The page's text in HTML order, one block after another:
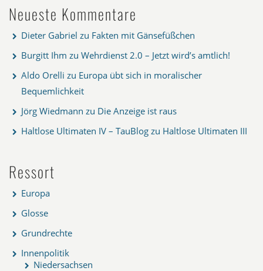
Neueste Kommentare
Dieter Gabriel zu Fakten mit Gänsefüßchen
Burgitt Ihm zu Wehrdienst 2.0 – Jetzt wird’s amtlich!
Aldo Orelli zu Europa übt sich in moralischer
Bequemlichkeit
Jörg Wiedmann zu Die Anzeige ist raus
Haltlose Ultimaten IV – TauBlog zu Haltlose Ultimaten III
Ressort
Europa
Glosse
Grundrechte
Innenpolitik
Niedersachsen